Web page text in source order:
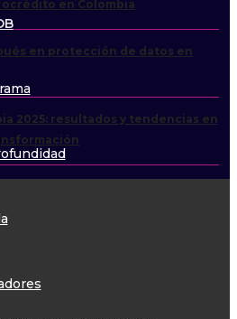
en Colombia
en protección de datos en
2025: resultados y tendencias en